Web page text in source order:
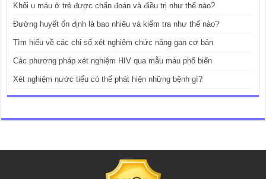
Khối u máu ở trẻ được chẩn đoán và điều trị như thế nào?
Đường huyết ổn định là bao nhiêu và kiểm tra như thế nào?
Tìm hiểu về các chỉ số xét nghiệm chức năng gan cơ bản
Các phương pháp xét nghiệm HIV qua mẫu máu phổ biến
Xét nghiệm nước tiểu có thể phát hiện những bệnh gì?